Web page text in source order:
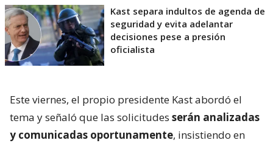
Kast separa indultos de agenda de
seguridad y evita adelantar
decisiones pese a presión
oficialista
Este viernes, el propio presidente Kast abordó el
tema y señaló que las solicitudes serán analizadas
y comunicadas oportunamente, insistiendo en